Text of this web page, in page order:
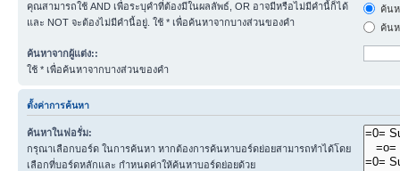
คุณสามารถใช้ AND เพื่อระบุคำที่ต้องมีในผลลัพธ์, OR อาจมีหรือไม่มีคำนี้ก็ได้
และ NOT จะต้องไม่มีคำนี้อยู่. ใช้ * เพื่อค้นหาจากบางส่วนของคำ
ค้น
ค้น
ค้นหาจากผู้แต่ง::
ใช้ * เพื่อค้นหาจากบางส่วนของคำ
ตั้งค่าการค้นหา
ค้นหาในฟอรั่ม:
กรุณาเลือกบอร์ด ในการค้นหา หากต้องการค้นหาบอร์ดย่อยสามารถทำได้โดย
เลือกที่บอร์ดหลักและ กำหนดค่าให้ค้นหาบอร์ดย่อยด้วย